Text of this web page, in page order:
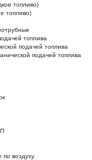
топливо)
топливо)
топлива
подачей топлива
подачей топлива
по воздуху